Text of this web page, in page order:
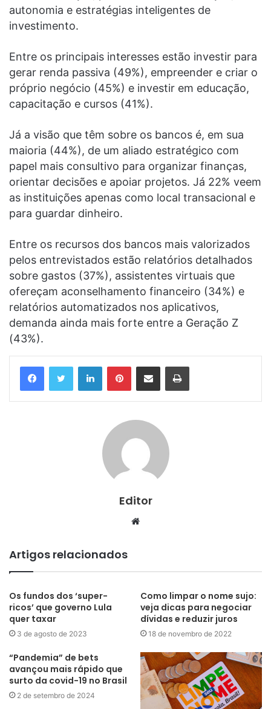
autonomia e estratégias inteligentes de
investimento.
Entre os principais interesses estão investir para
gerar renda passiva (49%), empreender e criar o
próprio negócio (45%) e investir em educação,
capacitação e cursos (41%).
Já a visão que têm sobre os bancos é, em sua
maioria (44%), de um aliado estratégico com
papel mais consultivo para organizar finanças,
orientar decisões e apoiar projetos. Já 22% veem
as instituições apenas como local transacional e
para guardar dinheiro.
Entre os recursos dos bancos mais valorizados
pelos entrevistados estão relatórios detalhados
sobre gastos (37%), assistentes virtuais que
ofereçam aconselhamento financeiro (34%) e
relatórios automatizados nos aplicativos,
demanda ainda mais forte entre a Geração Z
(43%).
LinkedinPinterestCompartilhar via e-mail Imprimir
Editor
Website
Artigos relacionados
Os fundos dos ‘super-
ricos’ que governo Lula
quer taxar
3 de agosto de 2023
Como limpar o nome sujo:
veja dicas para negociar
dívidas e reduzir juros
18 de novembro de 2022
“Pandemia” de bets
avançou mais rápido que
surto da covid-19 no Brasil
2 de setembro de 2024